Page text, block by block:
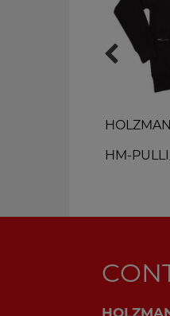
HM-